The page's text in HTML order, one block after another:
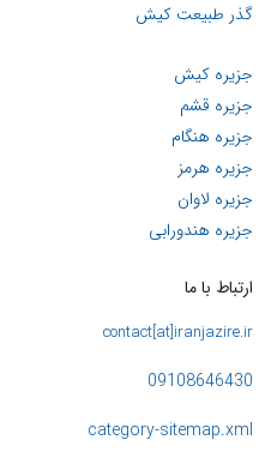
گذر طبیعت کیش
جزیره کیش
جزیره قشم
جزیره هنگام
جزیره هرمز
جزیره لاوان
جزیره هندورابی
ارتباط با ما
contact[at]iranjazire.ir
09108646430
category-sitemap.xml